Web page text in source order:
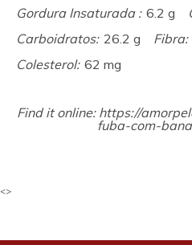
Gordura Insaturada : 6.2 g
Carboidratos: 26.2 g Fibra:
Colesterol: 62 mg
Find it online: https://
fuba-com-
<>